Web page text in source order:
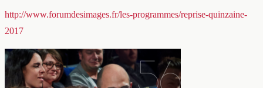
http://www.forumdesimages.fr/les-programmes/reprise-quinzaine-
2017